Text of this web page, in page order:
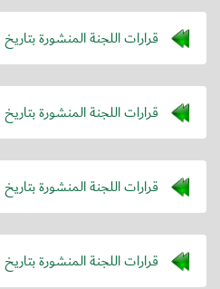
قرارات اللجنة المنشورة
قرارات اللجنة المنشورة
قرارات اللجنة المنشورة
قرارات اللجنة المنشورة